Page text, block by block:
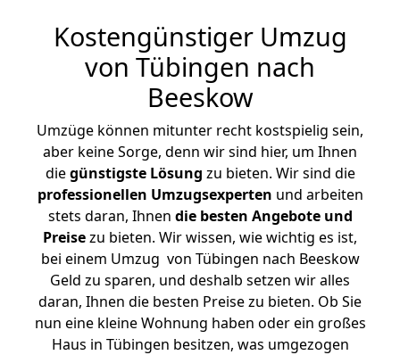
Kostengünstiger Umzug
von Tübingen nach
Beeskow
Umzüge können mitunter recht kostspielig sein,
aber keine Sorge, denn wir sind hier, um Ihnen
diegünstigste Lösung zu bieten. Wir sind die
professionellen Umzugsexperten und arbeiten
stets daran, Ihnen die besten Angebote und
Preisezu bieten. Wir wissen, wie wichtig es ist,
bei einem Umzug von Tübingen nach Beeskow
Geld zu sparen, und deshalb setzen wir alles
daran, Ihnen die besten Preise zu bieten. Ob Sie
nun eine kleine Wohnung haben oder ein großes
Haus in Tübingen besitzen, was umgezogen